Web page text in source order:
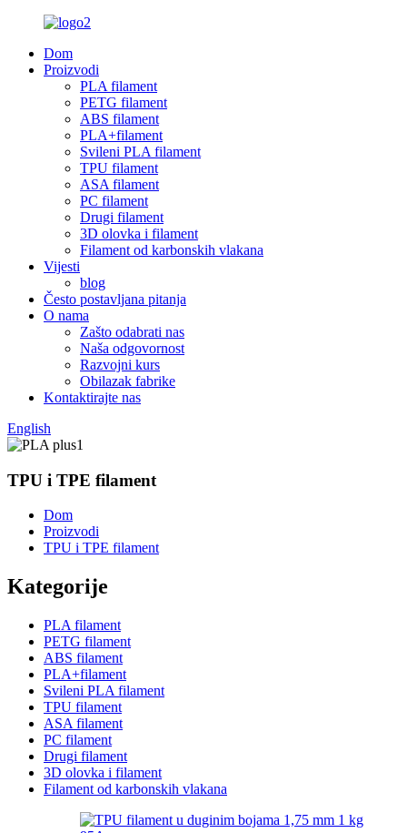
Dom
Proizvodi
PLA filament
PETG filament
ABS filament
PLA+filament
Svileni PLA filament
TPU filament
ASA filament
PC filament
Drugi filament
3D olovka i filament
Filament od karbonskih vlakana
Vijesti
blog
Često postavljana pitanja
O nama
Zašto odabrati nas
Naša odgovornost
Razvojni kurs
Obilazak fabrike
Kontaktirajte nas
English
TPU i TPE filament
Dom
Proizvodi
TPU i TPE filament
Kategorije
PLA filament
PETG filament
ABS filament
PLA+filament
Svileni PLA filament
TPU filament
ASA filament
PC filament
Drugi filament
3D olovka i filament
Filament od karbonskih vlakana